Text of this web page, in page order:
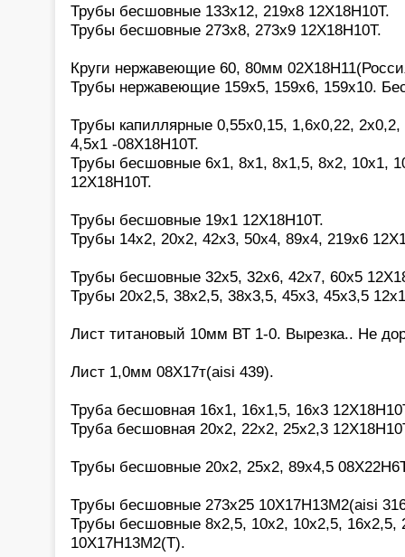
Трубы бесшовные 133х12, 219х8 12Х18Н10Т.
Трубы бесшовные 273х8, 273х9 12Х18Н10Т.
Круги нержавеющие 60, 80мм
Трубы нержавеющие 159х5, 159х6, 159х10.
Трубы капиллярные 0,55х0,15, 1,6х0,22,
4,5х1 -08Х18Н10Т.
Трубы бесшовные 6х1, 8х1, 8х1,5, 8х2, 10х1,
12Х18Н10Т.
Трубы бесшовные 19х1 12Х18Н10Т.
Трубы 14х2, 20х2, 42х3, 50х4, 89х4, 219х6
Трубы бесшовные 32х5, 32х6, 42х7, 60х5
Трубы 20х2,5, 38х2,5, 38х3,5, 45х3, 45х3,5
Лист титановый 10мм ВТ 1-0. Вырезка.. Не
Лист 1,0мм 08Х17т(aisi 439).
Труба бесшовная 16х1, 16х1,5, 16х3
Труба бесшовная 20х2, 22х2, 25х2,3
Трубы бесшовные 20х2, 25х2, 89х4,5
Трубы бесшовные 273х25 10Х17Н13М2(aisi
Трубы бесшовные 8х2,5, 10х2, 10х2,5, 16х2,5,
10Х17Н13М2(Т).